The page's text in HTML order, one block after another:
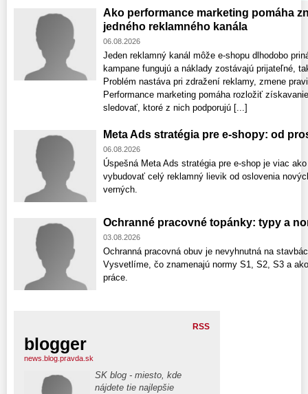
Ako performance marketing pomáha
jedného reklamného kanála
06.08.2026
Jeden reklamný kanál môže e-shopu dlhodobo
kampane fungujú a náklady zostávajú prijateľné,
Problém nastáva pri zdražení reklamy, zmene
Performance marketing pomáha rozložiť
sledovať, ktoré z nich podporujú [...]
Meta Ads stratégia pre e-shopy: od
06.08.2026
Úspešná Meta Ads stratégia pre e-shop je viac
vybudovať celý reklamný lievik od oslovenia
verných.
Ochranné pracovné topánky: typy a
03.08.2026
Ochranná pracovná obuv je nevyhnutná na
Vysvetlíme, čo znamenajú normy S1, S2, S3 a
práce.
RSS
blogger
news.blog.pravda.sk
SK blog - miesto, kde
nájdete tie najlepšie